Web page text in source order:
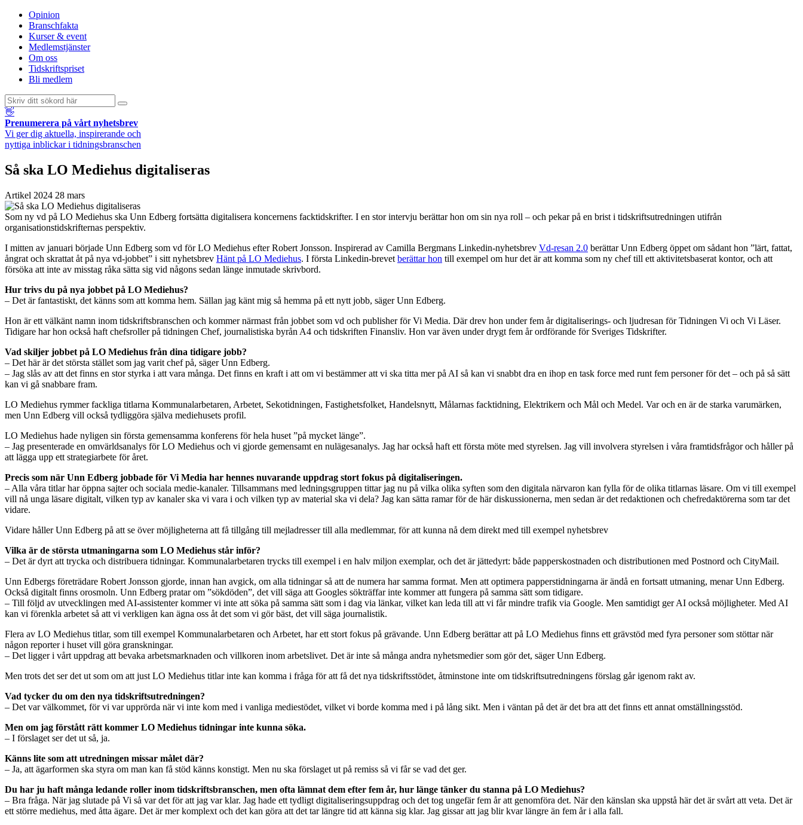
Opinion
Branschfakta
Kurser & event
Medlemstjänster
Om oss
Tidskriftspriset
Bli medlem
👋
Prenumerera på vårt nyhetsbrev
Vi ger dig aktuella, inspirerande och
nyttiga inblickar i tidningsbranschen
Så ska LO Mediehus digitaliseras
Artikel 2024 28 mars
Som ny vd på LO Mediehus ska Unn Edberg fortsätta digitalisera koncernens facktidskrifter. I en stor intervju berättar hon om sin nya roll – och pekar på en brist i tidskriftsutredningen utifrån
organisationstidskrifternas perspektiv.
I mitten av januari började Unn Edberg som vd för LO Mediehus efter Robert Jonsson. Inspirerad av Camilla Bergmans Linkedin-nyhetsbrev Vd-resan 2.0 berättar Unn Edberg öppet om sådant hon ”lärt, fattat,
ångrat och skrattat åt på nya vd-jobbet” i sitt nyhetsbrev Hänt på LO Mediehus. I första Linkedin-brevet berättar hon till exempel om hur det är att komma som ny chef till ett aktivitetsbaserat kontor, och att
försöka att inte av misstag råka sätta sig vid någons sedan länge inmutade skrivbord.
Hur trivs du på nya jobbet på LO Mediehus?
– Det är fantastiskt, det känns som att komma hem. Sällan jag känt mig så hemma på ett nytt jobb, säger Unn Edberg.
Hon är ett välkänt namn inom tidskriftsbranschen och kommer närmast från jobbet som vd och publisher för Vi Media. Där drev hon under fem år digitaliserings- och ljudresan för Tidningen Vi och Vi Läser.
Tidigare har hon också haft chefsroller på tidningen Chef, journalistiska byrån A4 och tidskriften Finansliv. Hon var även under drygt fem år ordförande för Sveriges Tidskrifter.
Vad skiljer jobbet på LO Mediehus från dina tidigare jobb?
– Det här är det största stället som jag varit chef på, säger Unn Edberg.
– Jag slås av att det finns en stor styrka i att vara många. Det finns en kraft i att om vi bestämmer att vi ska titta mer på AI så kan vi snabbt dra en ihop en task force med runt fem personer för det – och på så sätt
kan vi gå snabbare fram.
LO Mediehus rymmer fackliga titlarna Kommunalarbetaren, Arbetet, Sekotidningen, Fastighetsfolket, Handelsnytt, Målarnas facktidning, Elektrikern och Mål och Medel. Var och en är de starka varumärken,
men Unn Edberg vill också tydliggöra själva mediehusets profil.
LO Mediehus hade nyligen sin första gemensamma konferens för hela huset ”på mycket länge”.
– Jag presenterade en omvärldsanalys för LO Mediehus och vi gjorde gemensamt en nulägesanalys. Jag har också haft ett första möte med styrelsen. Jag vill involvera styrelsen i våra framtidsfrågor och håller på
att lägga upp ett strategiarbete för året.
Precis som när Unn Edberg jobbade för Vi Media har hennes nuvarande uppdrag stort fokus på digitaliseringen.
– Alla våra titlar har öppna sajter och sociala medie-kanaler. Tillsammans med ledningsgruppen tittar jag nu på vilka olika syften som den digitala närvaron kan fylla för de olika titlarnas läsare. Om vi till exempel
vill nå unga läsare digitalt, vilken typ av kanaler ska vi vara i och vilken typ av material ska vi dela? Jag kan sätta ramar för de här diskussionerna, men sedan är det redaktionen och chefredaktörerna som tar det
vidare.
Vidare håller Unn Edberg på att se över möjligheterna att få tillgång till mejladresser till alla medlemmar, för att kunna nå dem direkt med till exempel nyhetsbrev
Vilka är de största utmaningarna som LO Mediehus står inför?
– Det är dyrt att trycka och distribuera tidningar. Kommunalarbetaren trycks till exempel i en halv miljon exemplar, och det är jättedyrt: både papperskostnaden och distributionen med Postnord och CityMail.
Unn Edbergs företrädare Robert Jonsson gjorde, innan han avgick, om alla tidningar så att de numera har samma format. Men att optimera papperstidningarna är ändå en fortsatt utmaning, menar Unn Edberg.
Också digitalt finns orosmoln. Unn Edberg pratar om ”sökdöden”, det vill säga att Googles sökträffar inte kommer att fungera på samma sätt som tidigare.
– Till följd av utvecklingen med AI-assistenter kommer vi inte att söka på samma sätt som i dag via länkar, vilket kan leda till att vi får mindre trafik via Google. Men samtidigt ger AI också möjligheter. Med AI
kan vi förenkla arbetet så att vi verkligen kan ägna oss åt det som vi gör bäst, det vill säga journalistik.
Flera av LO Mediehus titlar, som till exempel Kommunalarbetaren och Arbetet, har ett stort fokus på grävande. Unn Edberg berättar att på LO Mediehus finns ett grävstöd med fyra personer som stöttar när
någon reporter i huset vill göra granskningar.
– Det ligger i vårt uppdrag att bevaka arbetsmarknaden och villkoren inom arbetslivet. Det är inte så många andra nyhetsmedier som gör det, säger Unn Edberg.
Men trots det ser det ut som om att just LO Mediehus titlar inte kan komma i fråga för att få det nya tidskriftsstödet, åtminstone inte om tidskriftsutredningens förslag går igenom rakt av.
Vad tycker du om den nya tidskriftsutredningen?
– Det var välkommet, för vi var upprörda när vi inte kom med i vanliga mediestödet, vilket vi borde komma med i på lång sikt. Men i väntan på det är det bra att det finns ett annat omställningsstöd.
Men om jag förstått rätt kommer LO Mediehus tidningar inte kunna söka.
– I förslaget ser det ut så, ja.
Känns lite som att utredningen missar målet där?
– Ja, att ägarformen ska styra om man kan få stöd känns konstigt. Men nu ska förslaget ut på remiss så vi får se vad det ger.
Du har ju haft många ledande roller inom tidskriftsbranschen, men ofta lämnat dem efter fem år, hur länge tänker du stanna på LO Mediehus?
– Bra fråga. När jag slutade på Vi så var det för att jag var klar. Jag hade ett tydligt digitaliseringsuppdrag och det tog ungefär fem år att genomföra det. När den känslan ska uppstå här det är svårt att veta. Det är
ett större mediehus, med åtta ägare. Det är mer komplext och det kan göra att det tar längre tid att känna sig klar. Jag gissar att jag blir kvar längre än fem år i alla fall.